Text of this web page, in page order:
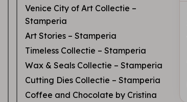
Venice City of Art Collectie –
Stamperia
Art Stories – Stamperia
Timeless Collectie – Stamperia
Wax & Seals Collectie – Stamperia
Cutting Dies Collectie – Stamperia
Coffee and Chocolate by Cristina